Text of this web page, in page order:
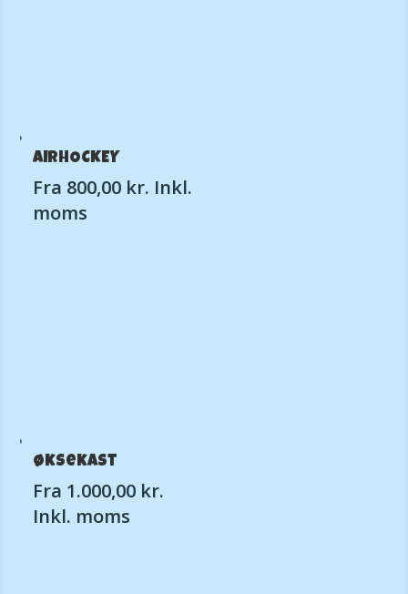
AIRHOCKEY
Fra 800,00 kr. Inkl.
moms
Øksekast
Fra 1.000,00 kr.
Inkl. moms